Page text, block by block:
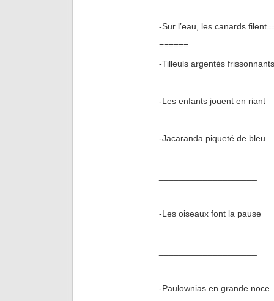
-Sur l’eau, les canards
======
-Tilleuls argentés frissonnants
-Les enfants jouent en riant
-Jacaranda piqueté de bleu
-Les oiseaux font la pause
-Paulownias en grande noce